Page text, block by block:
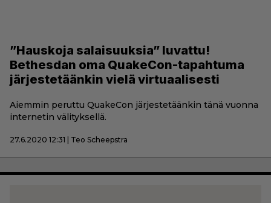
”Hauskoja salaisuuksia” luvattu!
Bethesdan oma QuakeCon-tapahtuma
järjestetäänkin vielä virtuaalisesti
Aiemmin peruttu QuakeCon järjestetäänkin tänä vuonna
internetin välityksellä.
27.6.2020 12:31 | Teo Scheepstra